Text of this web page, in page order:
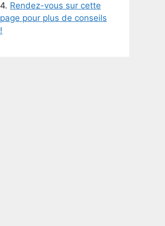
4. Rendez-vous sur cette
page pour plus de conseils
!